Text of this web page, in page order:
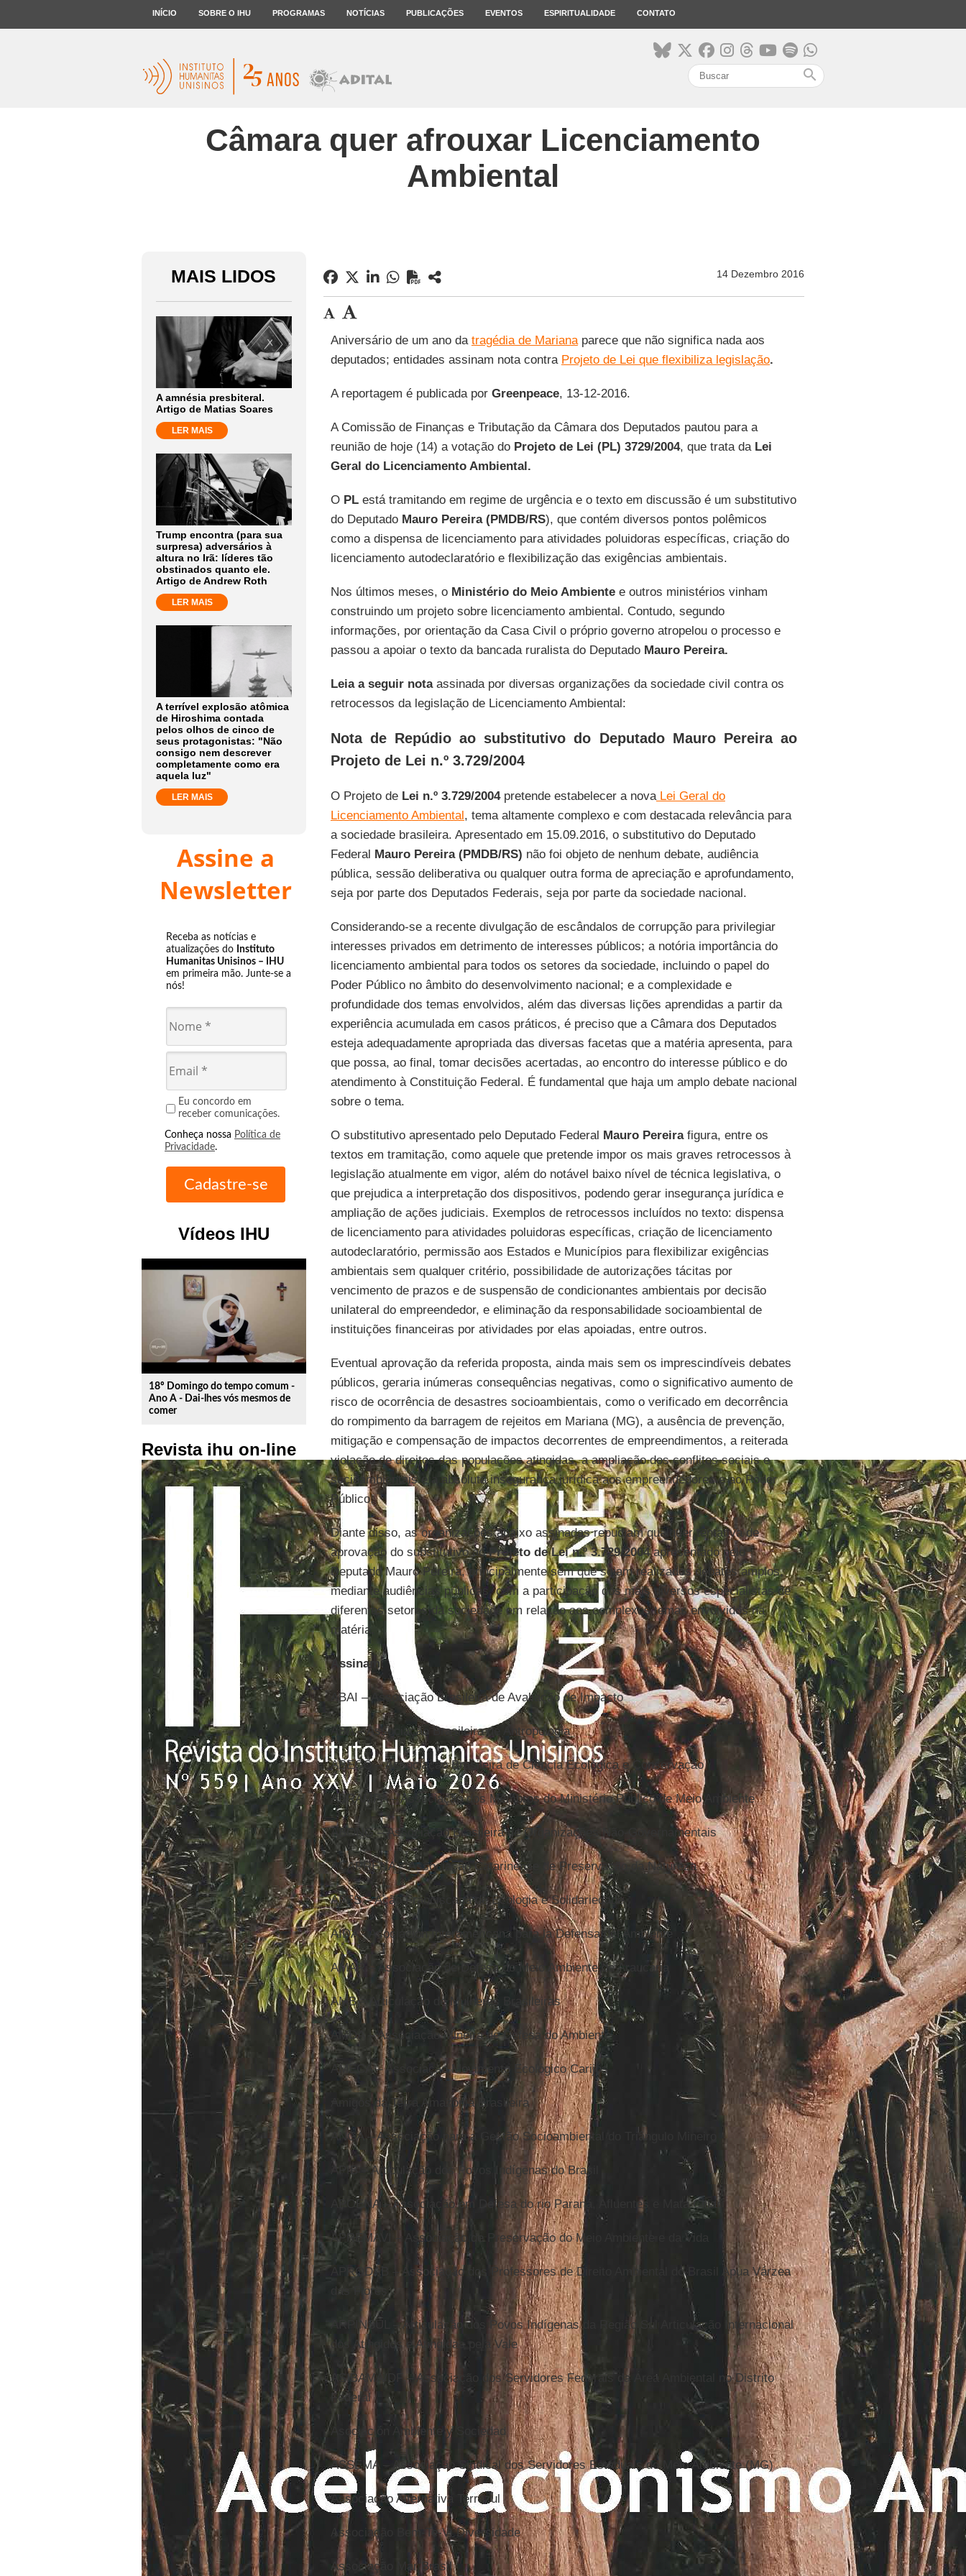
INÍCIO SOBRE O IHU PROGRAMAS NOTÍCIAS PUBLICAÇÕES EVENTOS ESPIRITUALIDADE CONTATO
search
Câmara quer afrouxar Licenciamento
Ambiental
MAIS LIDOS
A amnésia presbiteral.
Artigo de Matias Soares
LER MAIS
Trump encontra (para sua
surpresa) adversários à
altura no Irã: líderes tão
obstinados quanto ele.
Artigo de Andrew Roth
LER MAIS
A terrível explosão atômica
de Hiroshima contada
pelos olhos de cinco de
seus protagonistas: "Não
consigo nem descrever
completamente como era
aquela luz"
LER MAIS
Assine a
Newsletter
Receba as notícias e
atualizações do Instituto
Humanitas Unisinos – IHU
em primeira mão. Junte-se a
nós!
Eu concordo em
receber comunicações.
Conheça nossa Política de
Privacidade.
Vídeos IHU
play_circle_outline
18º Domingo do tempo comum -
Ano A - Dai-lhes vós mesmos de
comer
Revista ihu on-line
14 Dezembro 2016
Aniversário de um ano da tragédia de Marianaparece que não significa nada aos
deputados; entidades assinam nota contra Projeto de Lei que flexibiliza legislação.
A reportagem é publicada porGreenpeace, 13-12-2016.
A Comissão de Finanças e Tributação da Câmara dos Deputados pautou para a
reunião de hoje (14) a votação do Projeto de Lei (PL) 3729/2004, que trata da Lei
Geral do Licenciamento Ambiental.
O PLestá tramitando em regime de urgência e o texto em discussão é um substitutivo
do DeputadoMauro Pereira (PMDB/RS), que contém diversos pontos polêmicos
como a dispensa de licenciamento para atividades poluidoras específicas, criação do
licenciamento autodeclaratório e flexibilização das exigências ambientais.
Nos últimos meses, o Ministério do Meio Ambientee outros ministérios vinham
construindo um projeto sobre licenciamento ambiental. Contudo, segundo
informações, por orientação da Casa Civil o próprio governo atropelou o processo e
passou a apoiar o texto da bancada ruralista do Deputado Mauro Pereira.
Leia a seguir notaassinada por diversas organizações da sociedade civil contra os
retrocessos da legislação de Licenciamento Ambiental:
Nota de Repúdio ao substitutivo do Deputado Mauro Pereira ao
Projeto de Lei n.º 3.729/2004
O Projeto de Lei n.º 3.729/2004pretende estabelecer a novaLei Geral do
Licenciamento Ambiental, tema altamente complexo e com destacada relevância para
a sociedade brasileira. Apresentado em 15.09.2016, o substitutivo do Deputado
Federal Mauro Pereira (PMDB/RS) não foi objeto de nenhum debate, audiência
pública, sessão deliberativa ou qualquer outra forma de apreciação e aprofundamento,
seja por parte dos Deputados Federais, seja por parte da sociedade nacional.
Considerando-se a recente divulgação de escândalos de corrupção para privilegiar
interesses privados em detrimento de interesses públicos; a notória importância do
licenciamento ambiental para todos os setores da sociedade, incluindo o papel do
Poder Público no âmbito do desenvolvimento nacional; e a complexidade e
profundidade dos temas envolvidos, além das diversas lições aprendidas a partir da
experiência acumulada em casos práticos, é preciso que a Câmara dos Deputados
esteja adequadamente apropriada das diversas facetas que a matéria apresenta, para
que possa, ao final, tomar decisões acertadas, ao encontro do interesse público e do
atendimento à Constituição Federal. É fundamental que haja um amplo debate nacional
sobre o tema.
O substitutivo apresentado pelo Deputado Federal Mauro Pereirafigura, entre os
textos em tramitação, como aquele que pretende impor os mais graves retrocessos à
legislação atualmente em vigor, além do notável baixo nível de técnica legislativa, o
que prejudica a interpretação dos dispositivos, podendo gerar insegurança jurídica e
ampliação de ações judiciais. Exemplos de retrocessos incluídos no texto: dispensa
de licenciamento para atividades poluidoras específicas, criação de licenciamento
autodeclaratório, permissão aos Estados e Municípios para flexibilizar exigências
ambientais sem qualquer critério, possibilidade de autorizações tácitas por
vencimento de prazos e de suspensão de condicionantes ambientais por decisão
unilateral do empreendedor, e eliminação da responsabilidade socioambiental de
instituições financeiras por atividades por elas apoiadas, entre outros.
Eventual aprovação da referida proposta, ainda mais sem os imprescindíveis debates
públicos, geraria inúmeras consequências negativas, como o significativo aumento de
risco de ocorrência de desastres socioambientais, como o verificado em decorrência
do rompimento da barragem de rejeitos em Mariana (MG), a ausência de prevenção,
mitigação e compensação de impactos decorrentes de empreendimentos, a reiterada
violação de direitos das populações atingidas, a ampliação dos conflitos sociais e
socioambientais e a absoluta insegurança jurídica aos empreendedores e ao Poder
Público.
Diante disso, as organizações abaixo assinadas repudiam qualquer tentativa de
aprovação do substitutivo aoProjeto de Lei n.º 3.729/2004apresentado pelo
Deputado Mauro Pereira, principalmente sem que sejam realizados debates amplos,
mediante audiências públicas, com a participação dos mais diversos especialistas de
diferentes setores da sociedade em relação aos complexos temas envolvidos na
matéria.
Assinam:
ABAI – Associação Brasileira de Avaliação de Impacto
ABA – Associação Brasileira de Antropologia
ABECO – Associação Brasileira de Ciência Ecológica e Conservação
ABRAMPA – Associação dos Membros do Ministério Público de Meio Ambiente
ABONG – Associação Brasileira de Organizações Não-Governamentais
ACAPRENA – Associação Catarinense de Preservação da Natureza
AFES – Ação Franciscana de Ecologia e Solidariedade
AIDA - Asociación Interamericana para la Defensa del Ambiente
AMAR – Associação de Defesa do Meio Ambiente de Araucária
AMB – Articulação de Mulheres Brasileiras
AMDA – Associação Mineira de Defesa do Ambiente
AMECA – Associação Movimento Ecológico Carijós
Amigos da Terra Amazônia Brasileira
ANGA – Associação para a Gestão Socioambiental do Triângulo Mineiro
APIB – Articulação dos Povos Indígenas do Brasil
APOENA – Associação em Defesa do rio Paraná, Afluentes e Mata Ciliar
APREMAVI – Associação de Preservação do Meio Ambiente e da Vida
APRODAB – Associação dos Professores de Direito Ambiental do Brasil Apua Várzea
das Flores
ARPINSUL – Articulação dos Povos Indígenas da Região Sul Articulação Internacional
dos Atingidos e Atingidas pela Vale
ASIBAMA/DF – Associação dos Servidores Federais da Área Ambiental no Distrito
Federal
Asociación Ambiente y Sociedad
ASSEMA – Associação Sindical dos Servidores Estaduais do Meio Ambiente (MG)
Associação Alternativa Terrazul
Associação Bem-Te-Vi Diversidade
Associação Mar Brasil